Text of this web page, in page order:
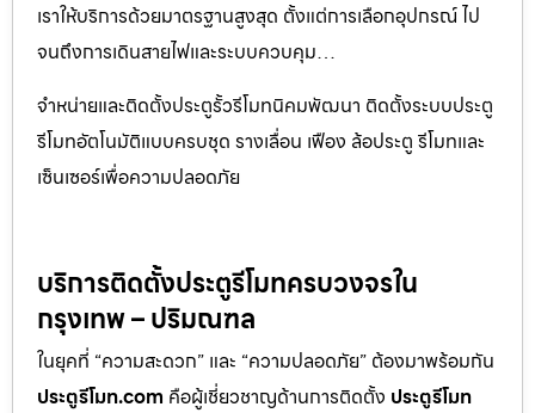
เราให้บริการด้วยมาตรฐานสูงสุด ตั้งแต่การเลือกอุปกรณ์ ไป
จนถึงการเดินสายไฟและระบบควบคุม…
จำหน่ายและติดตั้งประตูรั้วรีโมทนิคมพัฒนา ติดตั้งระบบประตู
รีโมทอัตโนมัติแบบครบชุด รางเลื่อน เฟือง ล้อประตู รีโมทและ
เซ็นเซอร์เพื่อความปลอดภัย
บริการติดตั้งประตูรีโมทครบวงจรใน
กรุงเทพ – ปริมณฑล
ในยุคที่ “ความสะดวก” และ “ความปลอดภัย” ต้องมาพร้อมกัน
ประตูรีโมท.com คือผู้เชี่ยวชาญด้านการติดตั้ง ประตูรีโมท